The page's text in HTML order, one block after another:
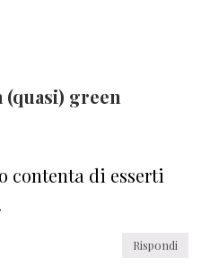
(quasi) green
contenta di esserti
Rispondi